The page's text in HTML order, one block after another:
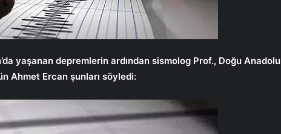
yaşanan depremlerin ardından sismolog Prof., Doğu Anadolu
Ahmet Ercan şunları söyledi: